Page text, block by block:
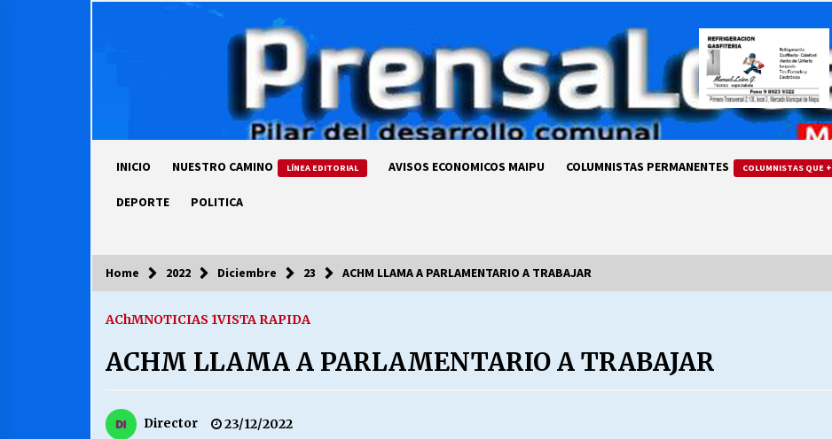
INICIO NUESTRO CAMINO LÍNEA EDITORIAL AVISOS ECONOMICOS MAIPU COLUMNISTAS PERMANENTES COLUMNISTAS QUE +
DEPORTE POLITICA
COLUMNISTA
luz… ¿Y cuándo van a bajar?
03/08/2026
69 AÑOS DE HISTORIA
28/07/2026
MUNICIPALIDAD, TRABAJADORES,
CLIMA LABORAL:
Home 2022 Diciembre 23 ACHM LLAMA A PARLAMENTARIO A TRABAJAR
AChMNOTICIAS 1VISTA RAPIDA
ACHM LLAMA A PARLAMENTARIO A TRABAJAR
Director 23/12/2022